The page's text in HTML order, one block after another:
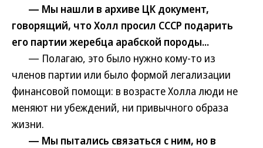
— Мы нашли в архиве ЦК документ,
говорящий, что Холл просил СССР подарить
его партии жеребца арабской породы...
— Полагаю, это было нужно кому-то из
членов партии или было формой легализации
финансовой помощи: в возрасте Холла люди не
меняют ни убеждений, ни привычного образа
жизни.
— Мы пытались связаться с ним, но в